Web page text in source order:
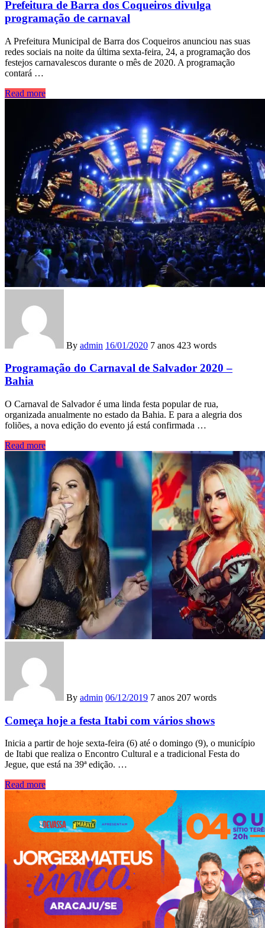
Prefeitura de Barra dos Coqueiros divulga
programação de carnaval
A Prefeitura Municipal de Barra dos Coqueiros anunciou nas suas
redes sociais na noite da última sexta-feira, 24, a programação dos
festejos carnavalescos durante o mês de 2020. A programação
contará …
Read more
By admin 16/01/2020 7 anos 423 words
Programação do Carnaval de Salvador 2020 –
Bahia
O Carnaval de Salvador é uma linda festa popular de rua,
organizada anualmente no estado da Bahia. E para a alegria dos
foliões, a nova edição do evento já está confirmada …
Read more
By admin 06/12/2019 7 anos 207 words
Começa hoje a festa Itabi com vários shows
Inicia a partir de hoje sexta-feira (6) até o domingo (9), o município
de Itabi que realiza o Encontro Cultural e a tradicional Festa do
Jegue, que está na 39ª edição. …
Read more